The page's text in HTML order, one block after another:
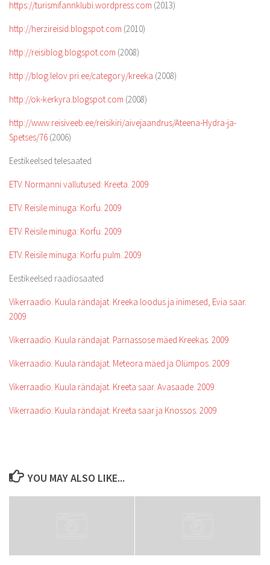
https://turismifannklubi.wordpress.com (2013)
http://herzireisid.blogspot.com (2010)
http://reisiblog.blogspot.com (2008)
http://blog.lelov.pri.ee/category/kreeka (2008)
http://ok-kerkyra.blogspot.com (2008)
http://www.reisiveeb.ee/reisikiri/aivejaandrus/Ateena-Hydra-ja-
Spetses/76 (2006)
Eestikeelsed telesaated
ETV. Normanni vallutused: Kreeta. 2009
ETV. Reisile minuga: Korfu. 2009
ETV. Reisile minuga: Korfu. 2009
ETV. Reisile minuga: Korfu pulm. 2009
Eestikeelsed raadiosaated
Vikerraadio. Kuula rändajat. Kreeka loodus ja inimesed, Evia saar.
2009
Vikerraadio. Kuula rändajat. Parnassose mäed Kreekas. 2009
Vikerraadio. Kuula rändajat. Meteora mäed ja Olümpos. 2009
Vikerraadio. Kuula rändajat. Kreeta saar. Avasaade. 2009
Vikerraadio. Kuula rändajat. Kreeta saar ja Knossos. 2009
YOU MAY ALSO LIKE...